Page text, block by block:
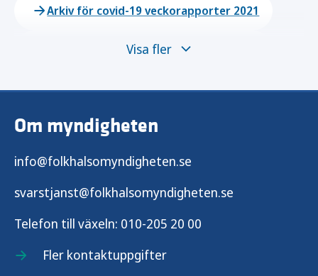
Arkiv för covid-19 veckorapporter 2021
Arkiv för covid-19 veckorapporter 2020
Covid-19 veckorapport vecka 35, 2025
Visa fler
Om myndigheten
info@folkhalsomyndigheten.se
svarstjanst@folkhalsomyndigheten.se
Telefon till växeln: 010-205 20 00
Fler kontaktuppgifter